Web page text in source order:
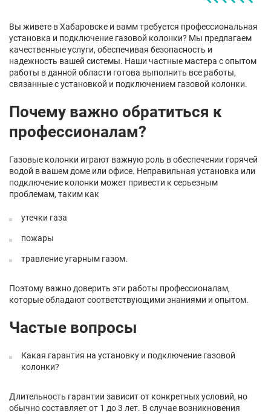
Вы живете в Хабаровске и вамм требуется профессиональная
установка и подключение газовой колонки? Мы предлагаем
качественные услуги, обеспечивая безопасность и
надежность вашей системы. Наши частные мастера с опытом
работы в данной области готова выполнить все работы,
связанные с установкой и подключением газовой колонки.
Почему важно обратиться к
профессионалам?
Газовые колонки играют важную роль в обеспечении горячей
водой в вашем доме или офисе. Неправильная установка или
подключение колонки может привести к серьезным
проблемам, таким как
утечки газа
пожары
травление угарным газом.
Поэтому важно доверить эти работы профессионалам,
которые обладают соответствующими знаниями и опытом.
Частые вопросы
Какая гарантия на установку и подключение газовой
колонки?
Длительность гарантии зависит от конкретных условий, но
обычно составляет от 1 до 3 лет. В случае возникновения